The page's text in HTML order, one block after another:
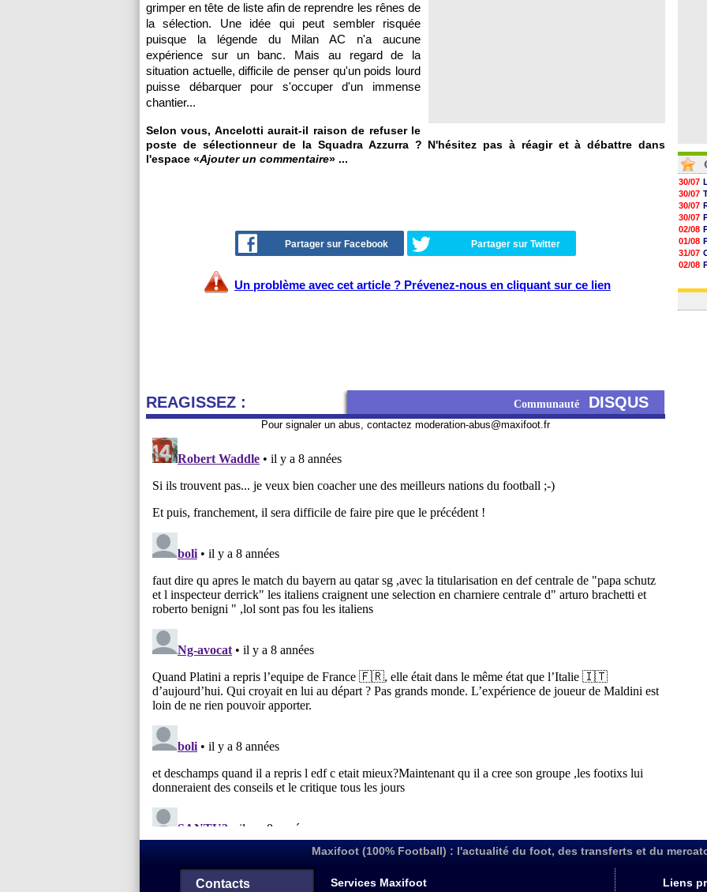
grimper en tête de liste afin de reprendre les rênes de
la sélection. Une idée qui peut sembler risquée
puisque la légende du Milan AC n'a aucune
expérience sur un banc. Mais au regard de la
situation actuelle, difficile de penser qu'un poids lourd
puisse débarquer pour s'occuper d'un immense
chantier...
Selon vous, Ancelotti aurait-il raison de refuser le
poste de sélectionneur de la Squadra Azzurra ? N'hésitez pas à réagir et à débattre dans
l'espace «Ajouter un commentaire» ...
Partager sur Facebook Partager sur Twitter
Un problème avec cet article ? Prévenez-nous en cliquant sur ce lien
REAGISSEZ : Communauté DISQUS
Pour signaler un abus, contactez moderation-abus@maxifoot.fr
30/07
30/07
30/07
30/07
02/08
01/08
31/07
02/08
03/08
Maxifoot (100% Football) : l'actualité du foot, des transferts et du
Contacts Services Maxifoot Liens